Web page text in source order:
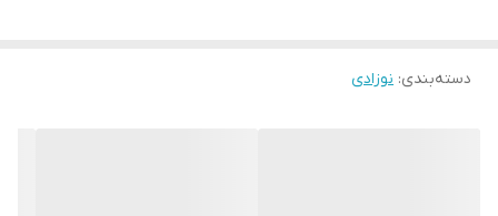
دسته‌بندی: نوزادی